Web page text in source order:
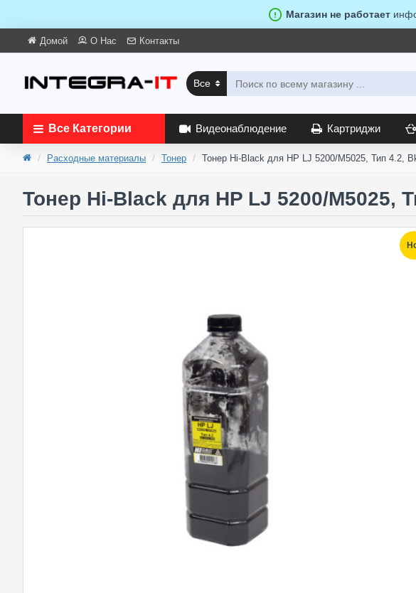
Магазин не работает
Домой О Нас Контакты
Все
Все Категории Видеонаблюдение Картриджи
Расходные материалы Тонер Тонер Hi-Black для HP LJ 5200/M5025, Тип 4.2,
Тонер Hi-Black для HP LJ 5200/M5025,